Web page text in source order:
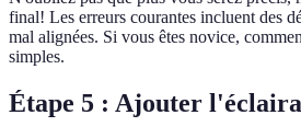
final! Les erreurs courantes incluent des
mal alignées. Si vous êtes novice,
simples.
Étape 5 : Ajouter